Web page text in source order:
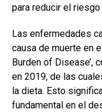
para reducir el
Las enfermedades
causa de muerte en
Burden of Disease’,
en 2019, de las
la dieta. Esto
fundamental en el